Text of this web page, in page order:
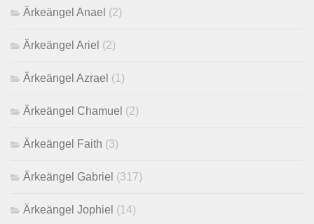
Ärkeängel Anael (2)
Ärkeängel Ariel (2)
Ärkeängel Azrael (1)
Ärkeängel Chamuel (2)
Ärkeängel Faith (3)
Ärkeängel Gabriel (317)
Ärkeängel Jophiel (14)